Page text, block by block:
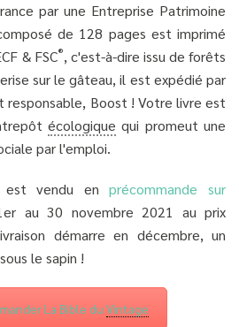
par une Entreprise Patrimoine
de 128 pages est imprimé
& FSC®, c'est-à-dire issu de forêts
sur le gâteau, il est expédié par
responsable, Boost ! Votre livre est
écologique qui promeut une
par l'emploi.
est vendu enprécommande sur
au 30 novembre 2021 au prix
démarre en décembre, un
le sapin !
La Bible du Vintage